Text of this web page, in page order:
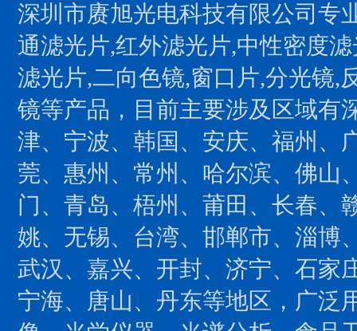
深圳市赓旭光电科技有限公司专
通滤光片,红外滤光片,中性密度
滤光片,二向色镜,窗口片,分光镜,
镜等产品，目前主要涉及区域有
津、宁波、韩国、安庆、福州、
莞、惠州、常州、哈尔滨、佛山
门、青岛、梧州、莆田、长春、
姚、无锡、台湾、邯郸市、淄博
武汉、嘉兴、开封、济宁、石家
宁海、唐山、丹东等地区，广泛